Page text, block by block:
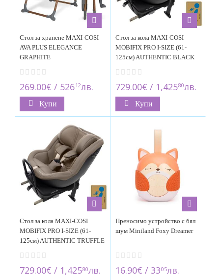
Стол за хранене MAXI-COSI
AVA PLUS ELEGANCE
GRAPHITE
269.00€ / 52612лв.
Купи
Стол за кола MAXI-COSI
MOBIFIX PRO I-SIZE (61-
125см) AUTHENTIC BLACK
729.00€ / 1,42580лв.
Купи
Стол за кола MAXI-COSI
MOBIFIX PRO I-SIZE (61-
125см) AUTHENTIC TRUFFLE
729.00€ / 1,42580лв.
Преносимо устройство с бял
шум Miniland Foxy Dreamer
16.90€ / 3305лв.